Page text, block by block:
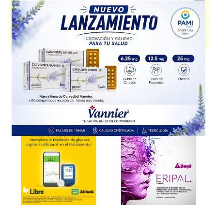
ARTRODAR GLUCO contienediacereína+sulf.glucosamina pot.y se
indica como
Antiartrósico . Es producido porTrb-Pharma
y cuenta con 1
presentación disponible.
Algunas presentaciones cuentan con cobertura PAMI.
Explorar más
Otros productos condiacereína+sulf.glucosamina pot.
Otros productos de
Trb-Pharma